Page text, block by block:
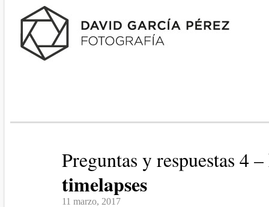
Preguntas y respuestas 4 –
timelapses
11 marzo, 2017